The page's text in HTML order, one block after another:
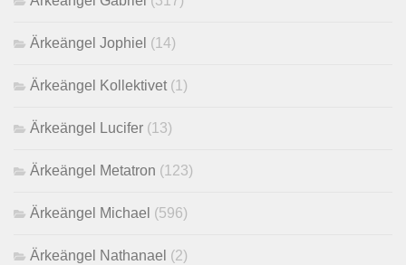
Ärkeängel Jophiel (14)
Ärkeängel Kollektivet (1)
Ärkeängel Lucifer (13)
Ärkeängel Metatron (123)
Ärkeängel Michael (596)
Ärkeängel Nathanael (2)